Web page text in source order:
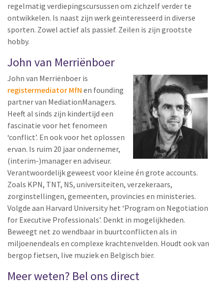
regelmatig verdiepingscursussen om zichzelf verder te
ontwikkelen. Is naast zijn werk geïnteresseerd in diverse
sporten. Zowel actief als passief. Zeilen is zijn grootste
hobby.
John van Merriënboer
John van Merriënboer is
registermediator MfN en founding
partner van MediationManagers.
Heeft al sinds zijn kindertijd een
fascinatie voor het fenomeen
‘conflict’. En ook voor het oplossen
ervan. Is ruim 20 jaar ondernemer,
(interim-)manager en adviseur.
Verantwoordelijk geweest voor kleine én grote accounts.
Zoals KPN, TNT, NS, universiteiten, verzekeraars,
zorginstellingen, gemeenten, provincies en ministeries.
Volgde aan Harvard University het ‘Program on Negotiation
for Executive Professionals’. Denkt in mogelijkheden.
Beweegt net zo wendbaar in buurtconflicten als in
miljoenendeals en complexe krachtenvelden. Houdt ook van
bergop fietsen, live muziek en Belgisch bier.
Meer weten? Bel ons direct